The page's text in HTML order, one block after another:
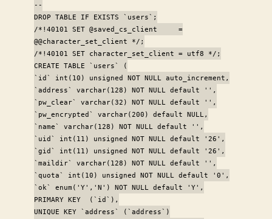
--
DROP TABLE IF EXISTS `users`;
/*!40101 SET @saved_cs_client =
@@character_set_client */;
/*!40101 SET character_set_client = utf8 */;
CREATE TABLE `users` (
`id` int(10) unsigned NOT NULL auto_increment,
`address` varchar(128) NOT NULL default '',
`pw_clear` varchar(32) NOT NULL default '',
`pw_encrypted` varchar(200) default NULL,
`name` varchar(128) NOT NULL default '',
`uid` int(11) unsigned NOT NULL default '26',
`gid` int(11) unsigned NOT NULL default '26',
`maildir` varchar(128) NOT NULL default '',
`quota` int(10) unsigned NOT NULL default '0',
`ok` enum('Y','N') NOT NULL default 'Y',
PRIMARY KEY (`id`),
UNIQUE KEY `address` (`address`)